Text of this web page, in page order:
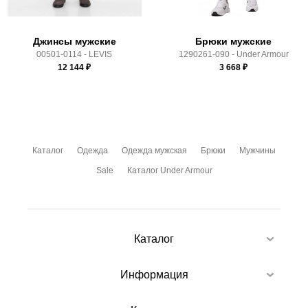
Джинсы мужские
00501-0114 - LEVIS
12 144 ₽
Брюки мужские
1290261-090 - Under Armour
3 668 ₽
Каталог Одежда Одежда мужская Брюки Мужчины
Sale Каталог Under Armour
Каталог
Информация